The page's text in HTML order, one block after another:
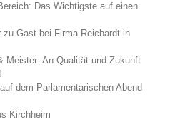
Das Wichtigste auf einen
zu Gast bei Firma Reichardt in
Meister: An Qualität und Zukunft
dem Parlamentarischen Abend
Kirchheim